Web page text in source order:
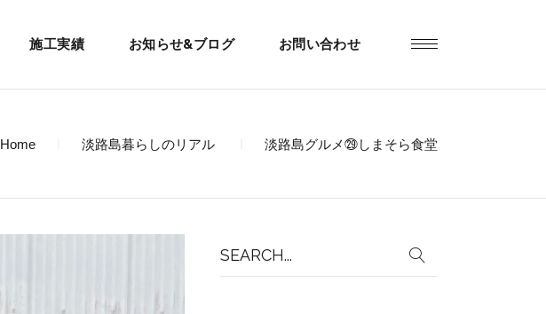
施工実績 お知らせ&ブログ お問い合わせ
Home 淡路島暮らしのリアル 淡路島グルメ㉙しまそら食堂